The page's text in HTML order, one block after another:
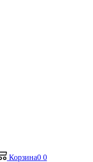
Корзина0 0